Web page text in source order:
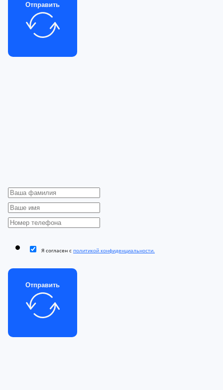
Отправить
Я согласен с политикой конфиденциальности.
Отправить